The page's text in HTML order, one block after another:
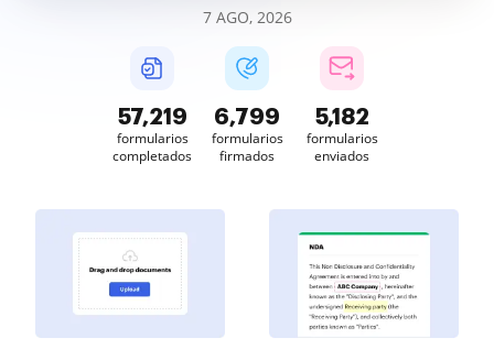
7 AGO, 2026
57,220
formularios
completados
6,799
formularios
firmados
5,182
formularios
enviados